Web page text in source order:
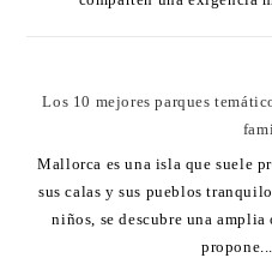
Los 10 mejores parques
Mallorca es una isla que suele
sus calas y sus pueblos
niños, se descubre una
propone...